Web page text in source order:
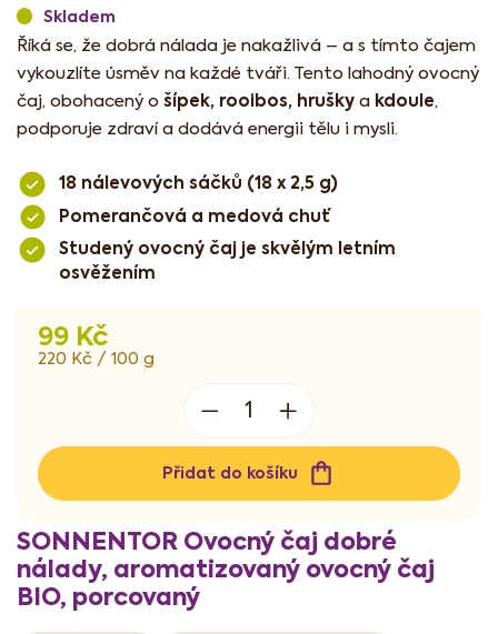
99 Kč
Měrná
220 Kč / 100 g
Skladem
Přidat do košíku
Říká se, že dobrá nálada je nakažlivá – a s tímto čajem
vykouzlíte úsměv na každé tváři. Tento lahodný ovocný
čaj, obohacený o šípek, rooibos, hrušky a kdoule,
podporuje zdraví a dodává energii tělu i mysli.
18 nálevových sáčků (18 x 2,5 g)
Pomerančová a medová chuť
Studený ovocný čaj je skvělým letním
osvěžením
SONNENTOR Ovocný čaj dobré
nálady, aromatizovaný ovocný čaj
BIO, porcovaný